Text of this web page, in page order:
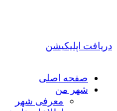
دریافت اپلیکیشن
صفحه اصلی
شهر من
معرفی شهر